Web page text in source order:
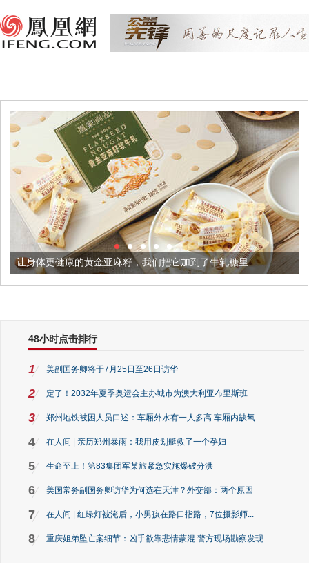
让身体更健康的黄金亚麻籽，我们把它加到了牛轧糖里
48小时点击排行
1 美副国务卿将于7月25日至26日访华
2 定了！2032年夏季奥运会主办城市为澳大利亚布里斯班
3 郑州地铁被困人员口述：车厢外水有一人多高 车厢内缺氧
4 在人间 | 亲历郑州暴雨：我用皮划艇救了一个孕妇
5 生命至上！第83集团军某旅紧急实施爆破分洪
6 美国常务副国务卿访华为何选在天津？外交部：两个原因
7 在人间 | 红绿灯被淹后，小男孩在路口指路，7位摄影师...
8 重庆姐弟坠亡案细节：凶手欲靠悲情蒙混 警方现场勘察发现...